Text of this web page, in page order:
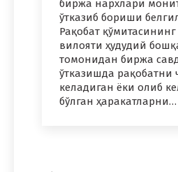
биржа нархлари
ўтказиб бориши
Рақобат
вилояти ҳудудий
томонидан биржа
ўтказишда рақобатни
келадиган ёки олиб
бўлган ҳаракатларни…